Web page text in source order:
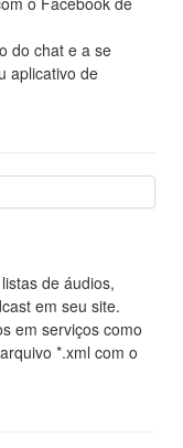
do chat e a se
aplicativo de
de áudios,
em seu site.
em serviços como
*.xml com o